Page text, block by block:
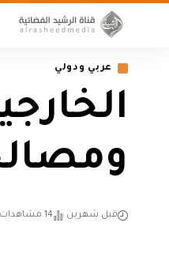
عربي ودولي
قبل شهرين 14 مشاهدات